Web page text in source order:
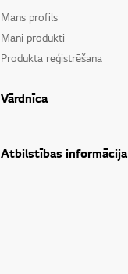
Mans profils
Mani produkti
Produkta reģistrēšana
Vārdnīca
Atbilstības informācija